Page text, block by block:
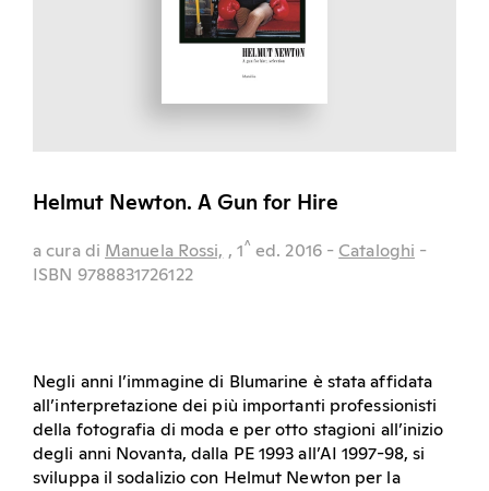
Helmut Newton. A Gun for Hire
a cura di Manuela Rossi, , 1^ ed. 2016 - Cataloghi -
ISBN 9788831726122
Negli anni l’immagine di Blumarine è stata affidata
all’interpretazione dei più importanti professionisti
della fotografia di moda e per otto stagioni all’inizio
degli anni Novanta, dalla PE 1993 all’AI 1997-98, si
sviluppa il sodalizio con Helmut Newton per la